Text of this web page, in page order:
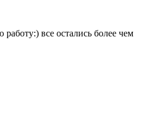
все остались более чем